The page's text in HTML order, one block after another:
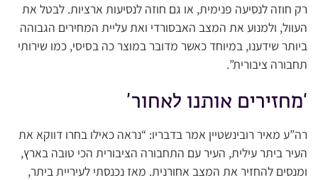
רק חוזה לנסיעה פנימית, או גם חוזה לנסיעות ארציות. לבטל את
העוול, ולמנוע את המצב האבסורדי ואת עליית המחירים הגבוהה
ביותר שידענו, במיוחד כאשר מדובר במוצר כה בסיסי, כמו שירותי
תחבורה ציבורית”.
‘מחזירים אותנו לאחור’
רה”ע מאיר רובינשטיין אמר בדבריו: “נראה כאילו בחרו דווקא את
העיר ביתר עילית, העיר עם התחבורה הציבורית הכי טובה בארץ,
ומנסים להחזיר את המצב אחורנית. מאז נכנסתי לעיריית ביתר,